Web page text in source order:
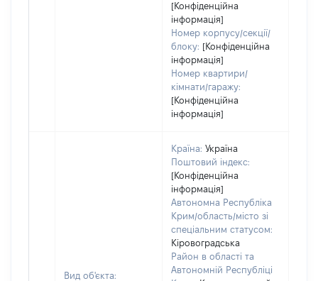
[Конфіденційна
інформація]
Номер корпусу/секції/
блоку: [Конфіденційна
інформація]
Номер квартири/
кімнати/гаражу:
[Конфіденційна
інформація]
Вид об'єкта:
Країна: Україна
Поштовий індекс:
[Конфіденційна
інформація]
Автономна Республіка
Крим/область/місто зі
спеціальним статусом:
Кіровоградська
Район в області та
Автономній Республіці